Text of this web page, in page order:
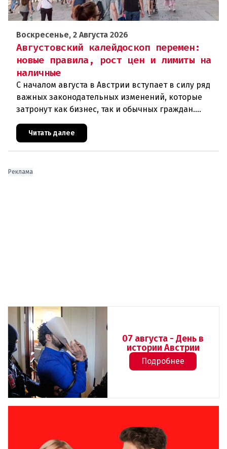
Воскресенье, 2 Августа 2026
Августовский калейдоскоп перемен:
новые правила, рост цен и лимиты на
наличные
С началом августа в Австрии вступает в силу ряд
важных законодательных изменений, которые
затронут как бизнес, так и обычных граждан.
Ключевые нововведения сконцентрированы в
строительном секторе и сф
Читать далее
Реклама
07 августа - День в
истории Австрии
Подробнее